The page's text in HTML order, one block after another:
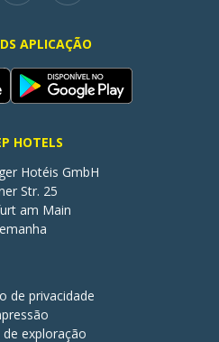
APLICAÇÃO
HOTELS
Hotéis GmbH
Str. 25
am Main
de privacidade
de exploração